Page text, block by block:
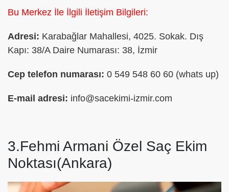
Bu Merkez İle İlgili İletişim Bilgileri:
Adresi: Karabağlar Mahallesi, 4025. Sokak. Dış
Kapı: 38/A Daire Numarası: 38, İzmir
Cep telefon numarası: 0 549 548 60 60 (whats up)
E-mail adresi: info@sacekimi-izmir.com
3.Fehmi Armani Özel Saç Ekim
Noktası(Ankara)